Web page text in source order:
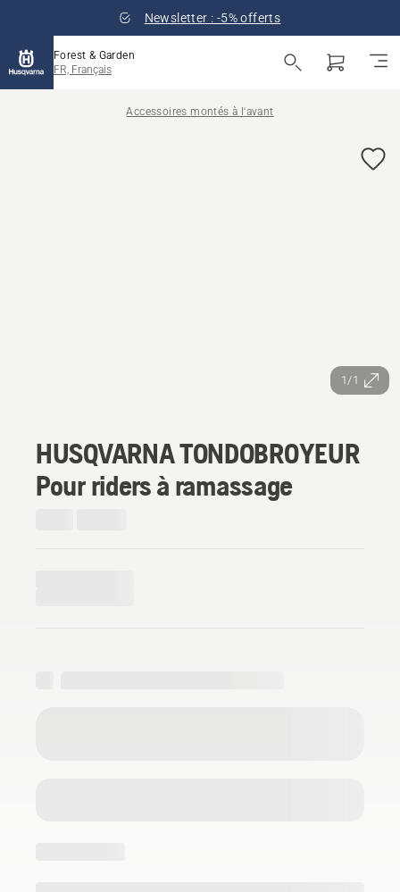
Newsletter : -5% offerts
Forest & Garden
FR, Français
Accessoires montés à l'avant
1/1
HUSQVARNA TONDOBROYEUR
Pour riders à ramassage